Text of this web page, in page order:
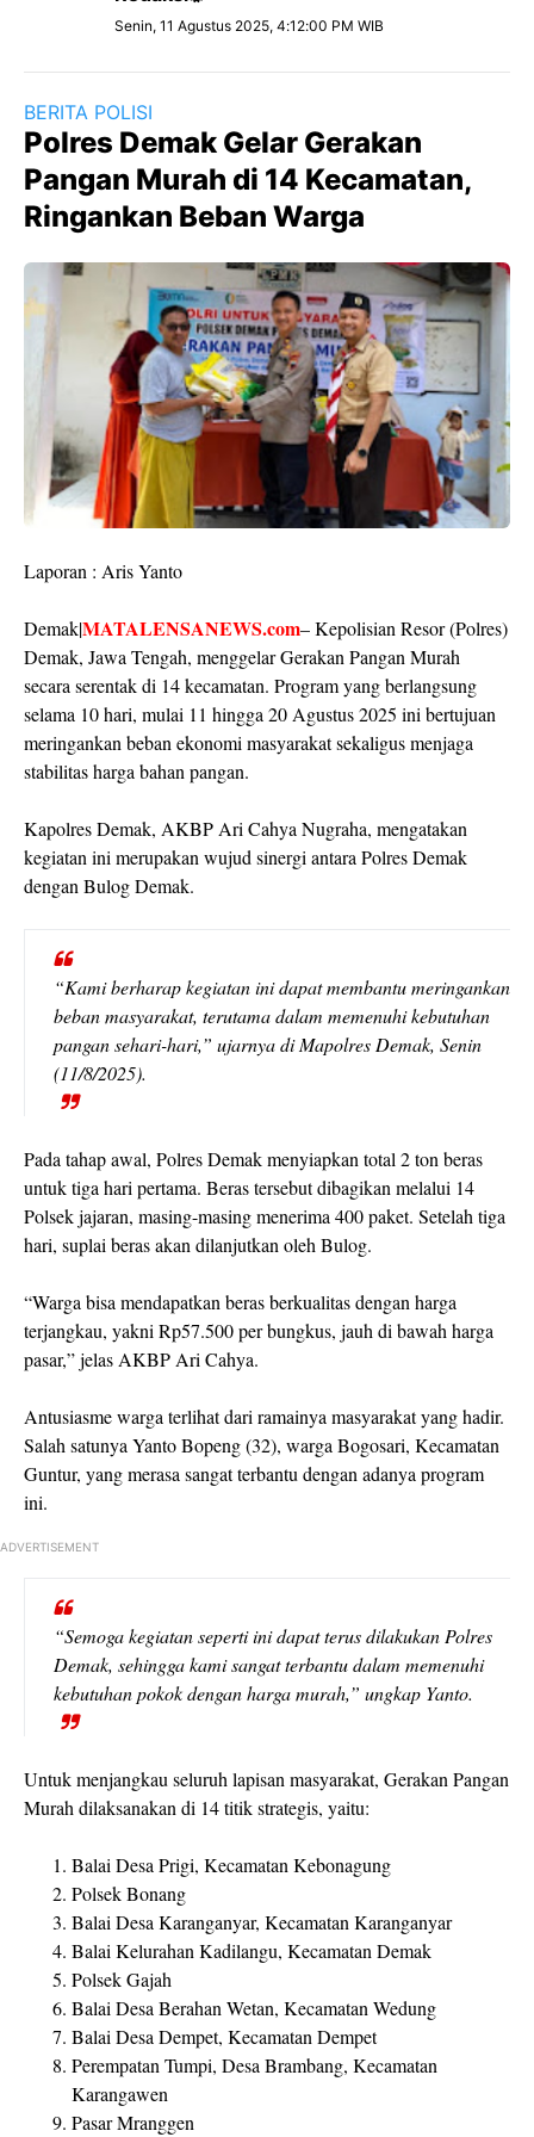
Senin, 11 Agustus 2025, 4:12:00 PM WIB
BERITA POLISI
Polres Demak Gelar Gerakan
Pangan Murah di 14 Kecamatan,
Ringankan Beban Warga
Laporan : Aris Yanto
Demak|MATALENSANEWS.com– Kepolisian Resor (Polres)
Demak, Jawa Tengah, menggelarGerakan Pangan Murah
secara serentak di 14 kecamatan. Program yang berlangsung
selama 10 hari, mulai 11 hingga 20 Agustus 2025 ini bertujuan
meringankan beban ekonomi masyarakat sekaligus menjaga
stabilitas harga bahan pangan.
Kapolres Demak, AKBP Ari Cahya Nugraha, mengatakan
kegiatan ini merupakan wujud sinergi antara Polres Demak
dengan Bulog Demak.
“Kami berharap kegiatan ini dapat membantu meringankan
beban masyarakat, terutama dalam memenuhi kebutuhan
pangan sehari-hari,” ujarnya di Mapolres Demak, Senin
(11/8/2025).
Pada tahap awal, Polres Demak menyiapkan total 2 ton beras
untuk tiga hari pertama. Beras tersebut dibagikan melalui 14
Polsek jajaran, masing-masing menerima 400 paket. Setelah tiga
hari, suplai beras akan dilanjutkan oleh Bulog.
“Warga bisa mendapatkan beras berkualitas dengan harga
terjangkau, yakni Rp57.500 per bungkus, jauh di bawah harga
pasar,” jelas AKBP Ari Cahya.
Antusiasme warga terlihat dari ramainya masyarakat yang hadir.
Salah satunya Yanto Bopeng (32), warga Bogosari, Kecamatan
Guntur, yang merasa sangat terbantu dengan adanya program
ini.
ADVERTISEMENT
“Semoga kegiatan seperti ini dapat terus dilakukan Polres
Demak, sehingga kami sangat terbantu dalam memenuhi
kebutuhan pokok dengan harga murah,” ungkap Yanto.
Untuk menjangkau seluruh lapisan masyarakat, Gerakan Pangan
Murah dilaksanakan di 14 titik strategis, yaitu:
Balai Desa Prigi, Kecamatan Kebonagung
Polsek Bonang
Balai Desa Karanganyar, Kecamatan Karanganyar
Balai Kelurahan Kadilangu, Kecamatan Demak
Polsek Gajah
Balai Desa Berahan Wetan, Kecamatan Wedung
Balai Desa Dempet, Kecamatan Dempet
Perempatan Tumpi, Desa Brambang, Kecamatan
Karangawen
Pasar Mranggen